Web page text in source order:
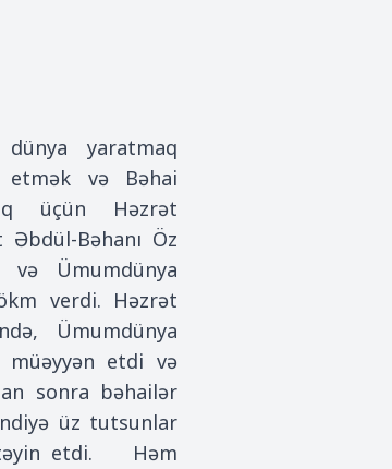
yaratmaq
etmək və Bəhai
üçün Həzrət
Bəhanı Öz
Ümumdünya
verdi. Həzrət
Ümumdünya
etdi və
sonra bəhailər
üz tutsunlar
təyin etdi. Həm